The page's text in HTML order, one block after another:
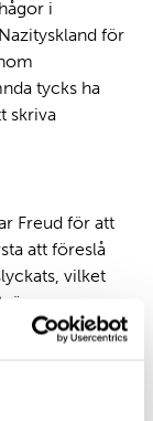
i
för
tycks ha
skriva
Freud för att
att föreslå
vilket
ur
farao
annat än